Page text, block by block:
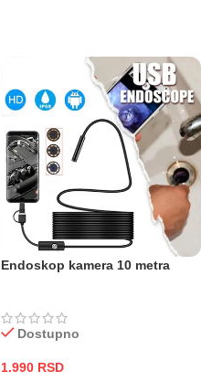
Endoskop kamera 10 metra
Dostupno
1.990 RSD